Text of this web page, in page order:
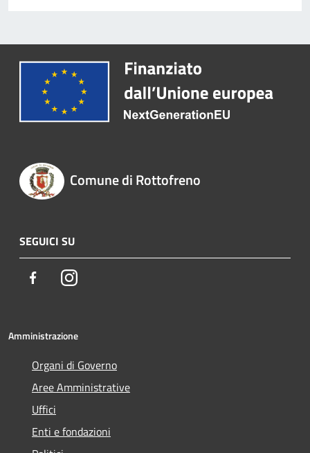
Comune di Rottofreno
SEGUICI SU
FacebookInstagram
Amministrazione
Organi di Governo
Aree Amministrative
Uffici
Enti e fondazioni